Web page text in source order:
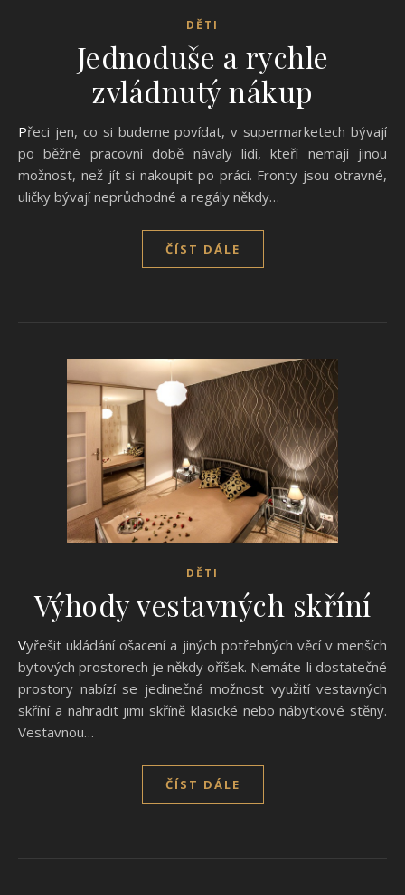
DĚTI
Jednoduše a rychle
zvládnutý nákup
Přeci jen, co si budeme povídat, v supermarketech bývají
po běžné pracovní době návaly lidí, kteří nemají jinou
možnost, než jít si nakoupit po práci. Fronty jsou otravné,
uličky bývají neprůchodné a regály někdy…
ČÍST DÁLE
DĚTI
Výhody vestavných skříní
Vyřešit ukládání ošacení a jiných potřebných věcí v menších
bytových prostorech je někdy oříšek. Nemáte-li dostatečné
prostory nabízí se jedinečná možnost využití vestavných
skříní a nahradit jimi skříně klasické nebo nábytkové stěny.
Vestavnou…
ČÍST DÁLE